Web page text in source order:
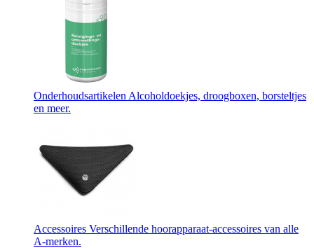
Onderhoudsartikelen Alcoholdoekjes, droogboxen, borsteltjes
en meer.
Accessoires Verschillende hoorapparaat-accessoires van alle
A-merken.